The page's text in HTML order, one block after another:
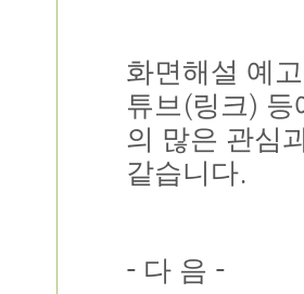
화면해설 예
튜브(링크) 등
의 많은 관심
같습니다.
- 다 음 -